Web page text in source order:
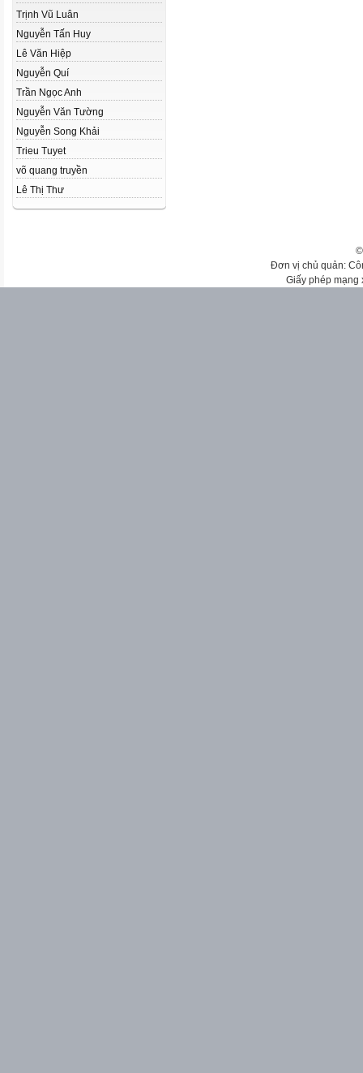
Trịnh Vũ Luân
Nguyễn Tấn Huy
Lê Văn Hiệp
Nguyễn Quí
Trần Ngọc Anh
Nguyễn Văn Tường
Nguyễn Song Khải
Trieu Tuyet
võ quang truyền
Lê Thị Thư
Đơn vị chủ quản:
Giấy phép mạng